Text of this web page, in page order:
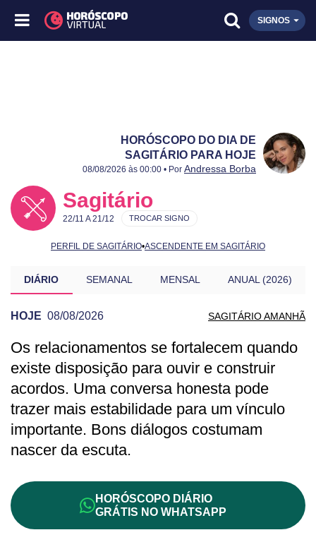
SIGNOS
HORÓSCOPO DO DIA DE
SAGITÁRIO PARA HOJE
Publicado:
08/08/2026
Atualizado:
08/08/2026
08/08/2026 às 00:00 • Por Andressa Borba
Sagitário
22/11 A 21/12
PERFIL DE SAGITÁRIO•ASCENDENTE EM SAGITÁRIO
TROCAR SIGNO
DIÁRIO SEMANAL MENSAL ANUAL (2026)
HOJE 08/08/2026 SAGITÁRIO AMANHÃ
PREVISÃO DE SAGITÁRIO PARA HOJE
Os relacionamentos se fortalecem quando
existe disposição para ouvir e construir
acordos. Uma conversa honesta pode
trazer mais estabilidade para um vínculo
importante. Bons diálogos costumam
nascer da escuta.
HORÓSCOPO DIÁRIO
GRÁTIS NO WHATSAPP